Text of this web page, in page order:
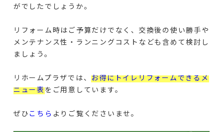
がでしたでしょうか。
リフォーム時はご予算だけでなく、交換後の使い勝手や
メンテナンス性・ランニングコストなども含めて検討し
ましょう。
リホームプラザでは、お得にトイレリフォームできるメ
ニュー表をご用意しています。
ぜひ こちら よりご覧くださいませ。